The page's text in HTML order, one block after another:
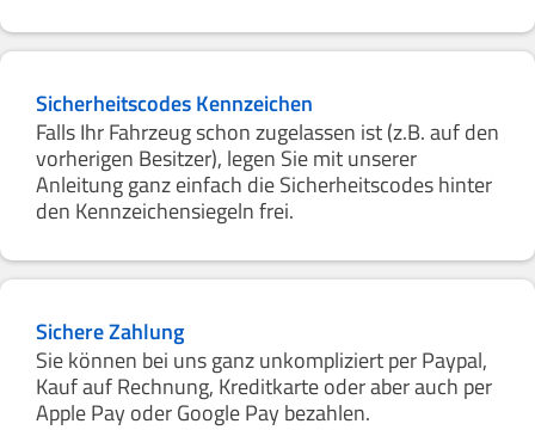
Sicherheitscodes Kennzeichen
Falls Ihr Fahrzeug schon zugelassen ist (z.B. auf den
vorherigen Besitzer), legen Sie mit unserer
Anleitung ganz einfach die Sicherheitscodes hinter
den Kennzeichensiegeln frei.
Sichere Zahlung
Sie können bei uns ganz unkompliziert per Paypal,
Kauf auf Rechnung, Kreditkarte oder aber auch per
Apple Pay oder Google Pay bezahlen.